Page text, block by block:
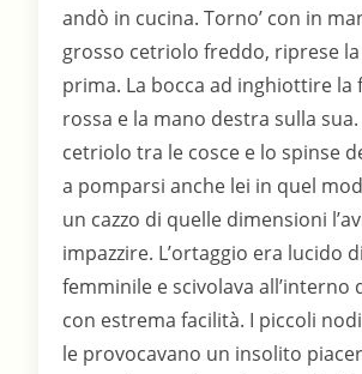
andò in cucina. Torno’ con in
grosso cetriolo freddo, riprese
prima. La bocca ad inghiottire la
rossa e la mano destra sulla
cetriolo tra le cosce e lo spinse
a pomparsi anche lei in quel
un cazzo di quelle dimensioni
impazzire. L’ortaggio era lucido
femminile e scivolava all’interno
con estrema facilità. I piccoli
le provocavano un insolito